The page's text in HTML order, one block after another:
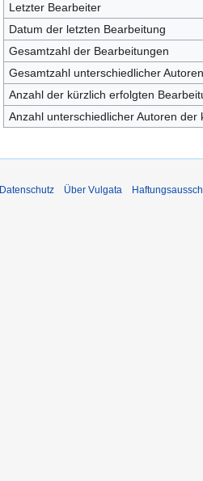
Letzter Bearbeiter
Datum der letzten Bearbeitung
Gesamtzahl der Bearbeitungen
Gesamtzahl unterschiedlicher Autoren
Anzahl der kürzlich erfolgten
Anzahl unterschiedlicher Autoren
Datenschutz Über Vulgata